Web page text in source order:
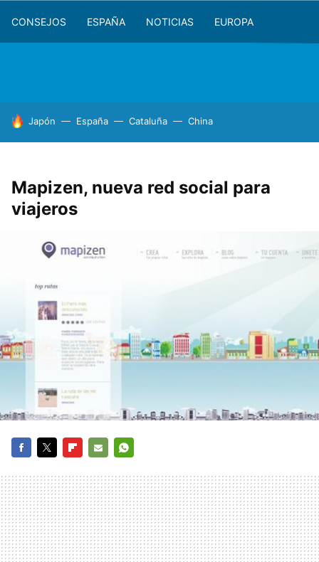
CONSEJOS ESPAÑA NOTICIAS EUROPA
HOY SE HABLA DE
Japón España Cataluña China
Mapizen, nueva red social para
viajeros
MAIL